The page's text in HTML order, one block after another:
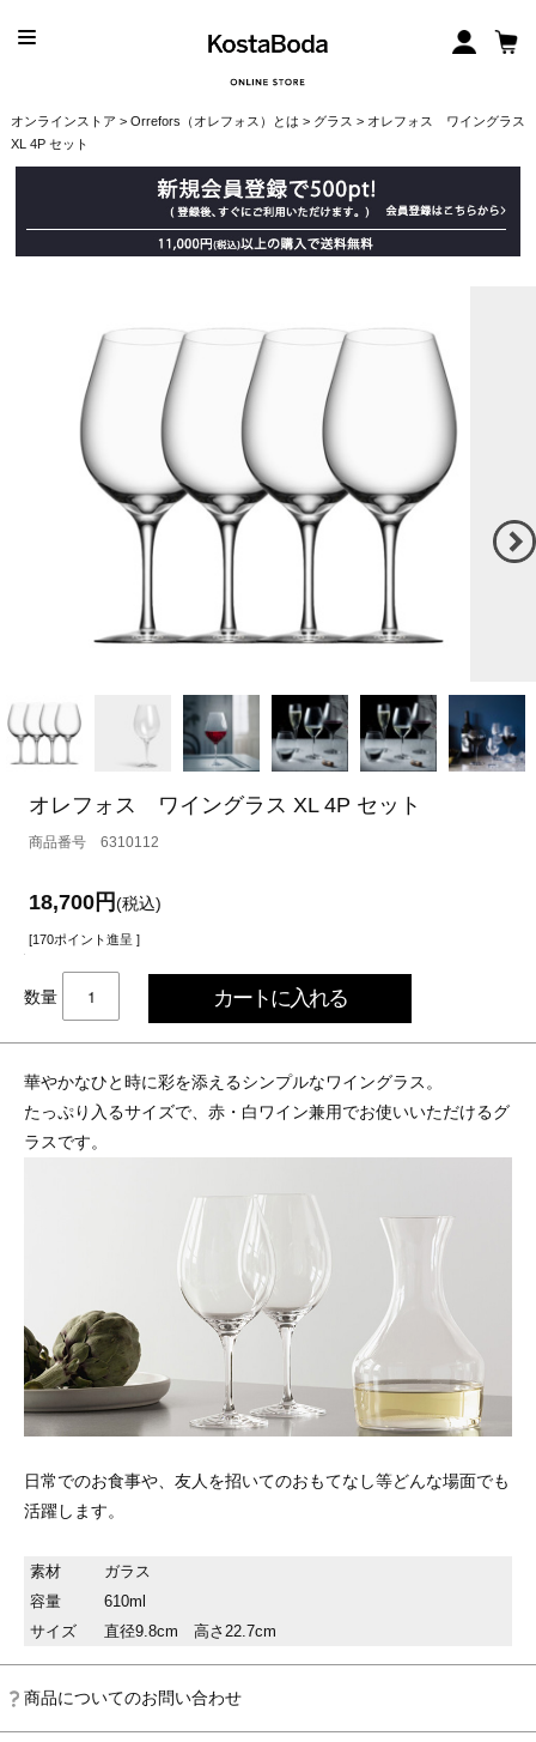
オンラインストア > Orrefors（オレフォス）とは > グラス > オレフォス ワイングラス
XL 4P セット
オレフォス ワイングラス XL 4P セット
6310112
18,700円(税込)
[170ポイント進呈 ]
数量
華やかなひと時に彩を添えるシンプルなワイングラス。
たっぷり入るサイズで、赤・白ワイン兼用でお使いいただけるグ
ラスです。
日常でのお食事や、友人を招いてのおもてなし等どんな場面でも
活躍します。
素材
ガラス
容量
610ml
サイズ
直径9.8cm 高さ22.7cm
商品についてのお問い合わせ